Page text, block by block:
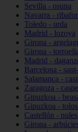
Sevilla - osuna
Navarra -
Toledo - urda
Madrid - lozoya
Girona -
Girona -
Madrid -
Barcelona -
Salamanca -
Zaragoza - caspe
Gipuzkoa -
Gipuzkoa -
Castellón - nules
Girona -